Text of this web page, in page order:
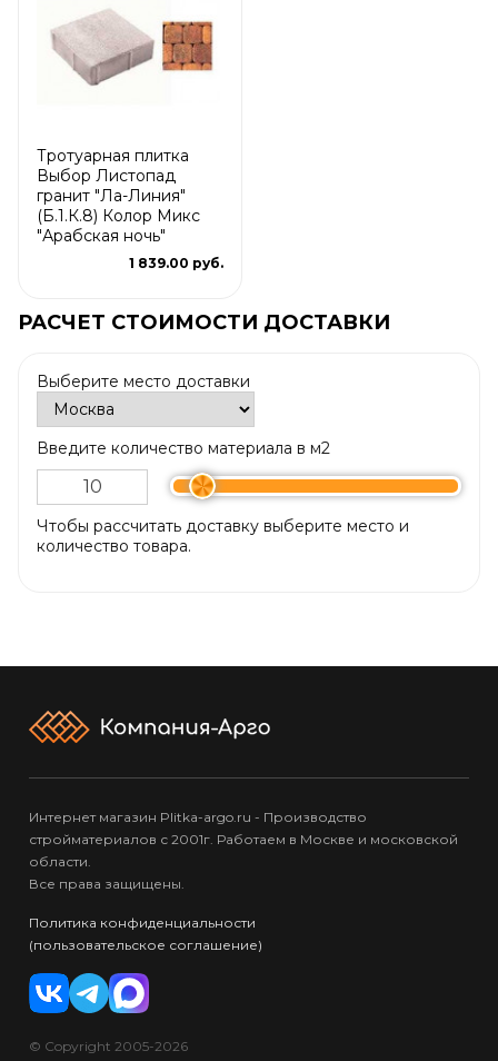
Тротуарная плитка
Выбор Листопад
гранит "Ла-Линия"
(Б.1.К.8) Колор Микс
"Арабская ночь"
1 839.00 руб.
РАСЧЕТ СТОИМОСТИ ДОСТАВКИ
Выберите место доставки
Введите количество материала в м2
Чтобы рассчитать доставку выберите место и
количество товара.
Интернет магазин Plitka-argo.ru - Производство
стройматериалов с 2001г. Работаем в Москве и московской
области.
Все права защищены.
Политика конфиденциальности
(пользовательское соглашение)
© Copyright 2005-2026